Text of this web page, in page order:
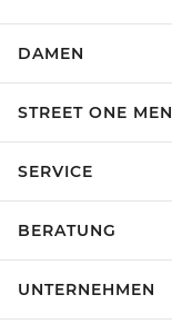
DAMEN
STREET ONE MEN
SERVICE
BERATUNG
UNTERNEHMEN